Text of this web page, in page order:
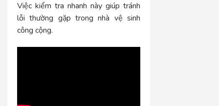
Việc kiểm tra nhanh này giúp tránh
lỗi thường gặp trong nhà vệ sinh
công cộng.